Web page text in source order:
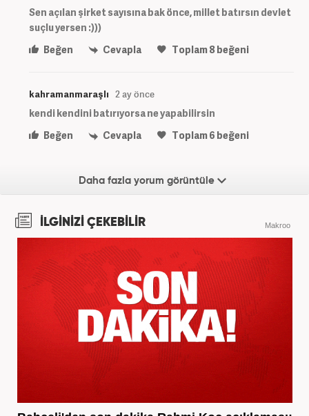
Sen açılan şirket sayısına bak önce, millet batırsın devlet
suçlu yersen :)))
Beğen
Cevapla Toplam8beğeni
kahramanmaraşlı 2 ay önce
kendi kendini batırıyorsa ne yapabilirsin
Beğen
Cevapla Toplam6 beğeni
Daha fazla yorum görüntüle
İLGİNİZİ ÇEKEBİLİR Makroo